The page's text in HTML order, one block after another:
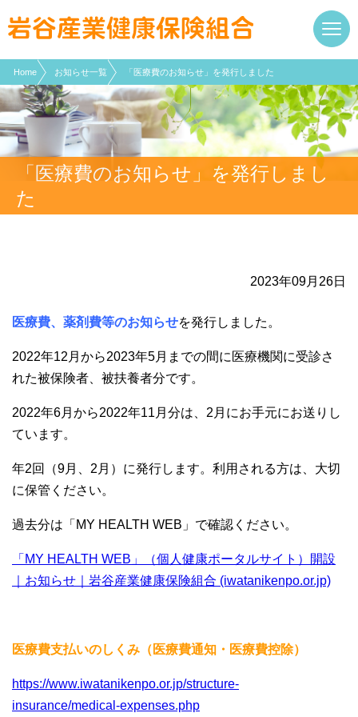
Home お知らせ一覧 「医療費のお知らせ」を発行しました
「医療費のお知らせ」を発行しまし
た
2023年09月26日
医療費、薬剤費等のお知らせを発行しました。
2022年12月から2023年5月までの間に医療機関に受診さ
れた被保険者、被扶養者分です。
2022年6月から2022年11月分は、2月にお手元にお送りし
ています。
年2回（9月、2月）に発行します。利用される方は、大切
に保管ください。
過去分は「MY HEALTH WEB」で確認ください。
「MY HEALTH WEB」（個人健康ポータルサイト）開設
｜お知らせ｜岩谷産業健康保険組合 (iwatanikenpo.or.jp)
医療費支払いのしくみ（ 医療費通知・医療費控除）
https://www.iwatanikenpo.or.jp/structure-
insurance/medical-expenses.php